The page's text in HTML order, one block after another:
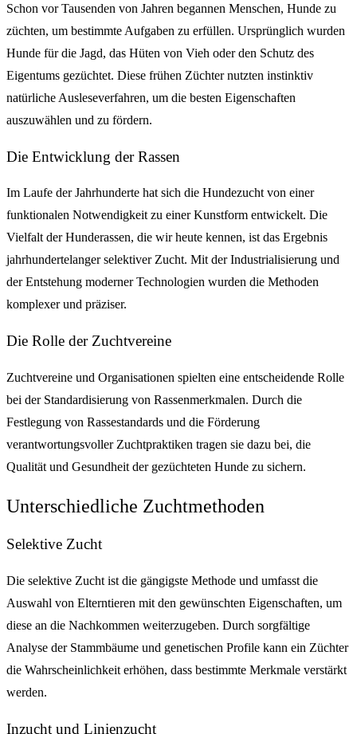
Schon vor Tausenden von Jahren begannen Menschen, Hunde zu
züchten, um bestimmte Aufgaben zu erfüllen. Ursprünglich wurden
Hunde für die Jagd, das Hüten von Vieh oder den Schutz des
Eigentums gezüchtet. Diese frühen Züchter nutzten instinktiv
natürliche Ausleseverfahren, um die besten Eigenschaften
auszuwählen und zu fördern.
Die Entwicklung der Rassen
Im Laufe der Jahrhunderte hat sich die Hundezucht von einer
funktionalen Notwendigkeit zu einer Kunstform entwickelt. Die
Vielfalt der Hunderassen, die wir heute kennen, ist das Ergebnis
jahrhundertelanger selektiver Zucht. Mit der Industrialisierung und
der Entstehung moderner Technologien wurden die Methoden
komplexer und präziser.
Die Rolle der Zuchtvereine
Zuchtvereine und Organisationen spielten eine entscheidende Rolle
bei der Standardisierung von Rassenmerkmalen. Durch die
Festlegung von Rassestandards und die Förderung
verantwortungsvoller Zuchtpraktiken tragen sie dazu bei, die
Qualität und Gesundheit der gezüchteten Hunde zu sichern.
Unterschiedliche Zuchtmethoden
Selektive Zucht
Die selektive Zucht ist die gängigste Methode und umfasst die
Auswahl von Elterntieren mit den gewünschten Eigenschaften, um
diese an die Nachkommen weiterzugeben. Durch sorgfältige
Analyse der Stammbäume und genetischen Profile kann ein Züchter
die Wahrscheinlichkeit erhöhen, dass bestimmte Merkmale verstärkt
werden.
Inzucht und Linienzucht